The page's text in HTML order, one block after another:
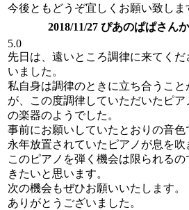
今後ともどうぞ宜しくお願い致しま
2018/11/27 ぴあのぱぱさん
5.0
先日は、遠いところ調律に来てく
いました。
私自身は調律のときに立ち合うこと
が、この度調律していただいたピア
の楽器のようでした。
事前にお願いしていたとおりの音色
永年放置されていたピアノが息を吹
このピアノを弾く機会は限られる
きたいと思います。
次の機会もぜひお願いいたします。
ありがとうございました。